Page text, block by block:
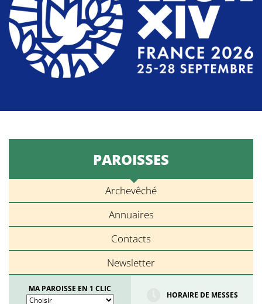
PAROISSES
Archevêché
Annuaires
Contacts
Newsletter
MA PAROISSE EN 1 CLIC
HORAIRE DE MESSES